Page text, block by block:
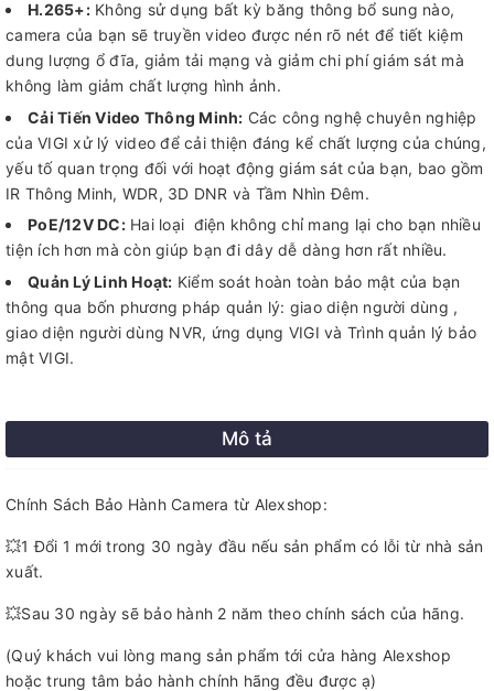
H.265+:Không sử dụng bất kỳ băng thông bổ sung nào,
camera của bạn sẽ truyền video được nén rõ nét để tiết kiệm
dung lượng ổ đĩa, giảm tải mạng và giảm chi phí giám sát mà
không làm giảm chất lượng hình ảnh.
Cải Tiến Video Thông Minh: Các công nghệ chuyên nghiệp
của VIGI xử lý video để cải thiện đáng kể chất lượng của chúng,
yếu tố quan trọng đối với hoạt động giám sát của bạn, bao gồm
IR Thông Minh, WDR, 3D DNR và Tầm Nhìn Đêm.
PoE/12V DC:Hai loại điện không chỉ mang lại cho bạn nhiều
tiện ích hơn mà còn giúp bạn đi dây dễ dàng hơn rất nhiều.
Quản Lý Linh Hoạt: Kiểm soát hoàn toàn bảo mật của bạn
thông qua bốn phương pháp quản lý: giao diện người dùng ,
giao diện người dùng NVR, ứng dụng VIGI và Trình quản lý bảo
mật VIGI.
Mô tả
Chính Sách Bảo Hành Camera từ Alexshop:
💥1 Đổi 1 mới trong 30 ngày đầu nếu sản phẩm có lỗi từ nhà sản
xuất.
💥Sau 30 ngày sẽ bảo hành 2 năm theo chính sách của hãng.
(Quý khách vui lòng mang sản phẩm tới cửa hàng Alexshop
hoặc trung tâm bảo hành chính hãng đều được ạ)